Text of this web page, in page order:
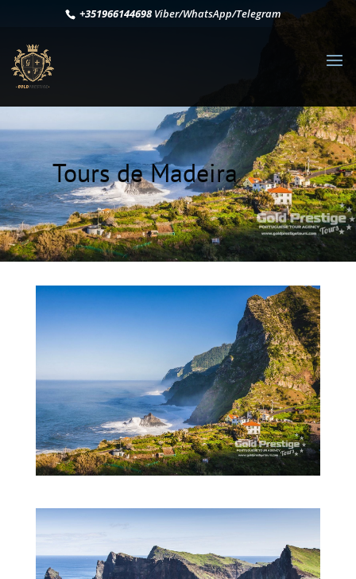
+351966144698Viber/WhatsApp/Telegram
Tours de Madeira